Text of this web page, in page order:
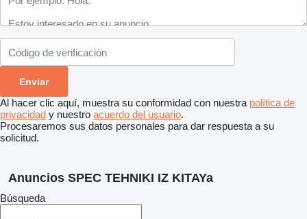
Al hacer clic aquí, muestra su conformidad con nuestra política de
privacidad y nuestro acuerdo del usuario.
Procesaremos sus datos personales para dar respuesta a su
solicitud.
Anuncios SPEC TEHNIKI IZ KITAYa
Búsqueda